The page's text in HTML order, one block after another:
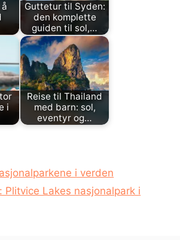
Guttetur til Syden:
den komplette
guiden til sol,…
i
Reise til Thailand
med barn: sol,
eventyr og…
i verden
Plitvice Lakes nasjonalpark i